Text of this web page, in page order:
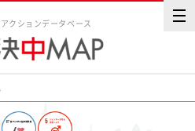
クションデータベース